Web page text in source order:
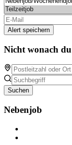
Alert speichern
Nicht wonach
Suchen
Nebenjob